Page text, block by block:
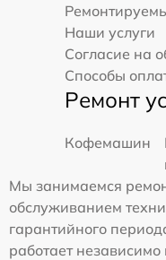
Наши услуги
Согласие на
Способы
Ремонт
Кофемашин
Мы занимаемся
обслуживанием
гарантийного
работает